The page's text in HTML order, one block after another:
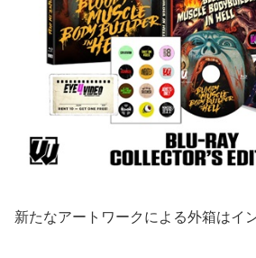
新たなアートワークによる外箱はイ